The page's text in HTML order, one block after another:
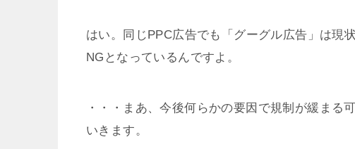
はい。同じPPC広告でも「グーグル広告」は現
NGとなっているんですよ。
・・・まあ、今後何らかの要因で規制が緩まる
いきます。